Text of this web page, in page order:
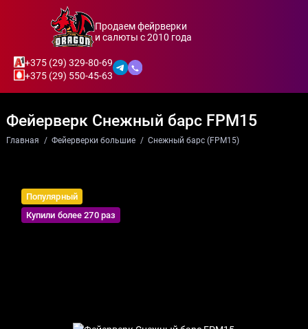
Продаем фейрверки
и салюты с 2010 года
+375 (29) 329-80-69
+375 (29) 550-45-63
Фейерверк Снежный барс FPM15
Главная Фейерверки большие Снежный барс (FPM15)
Популярный
Купили более 270 раз